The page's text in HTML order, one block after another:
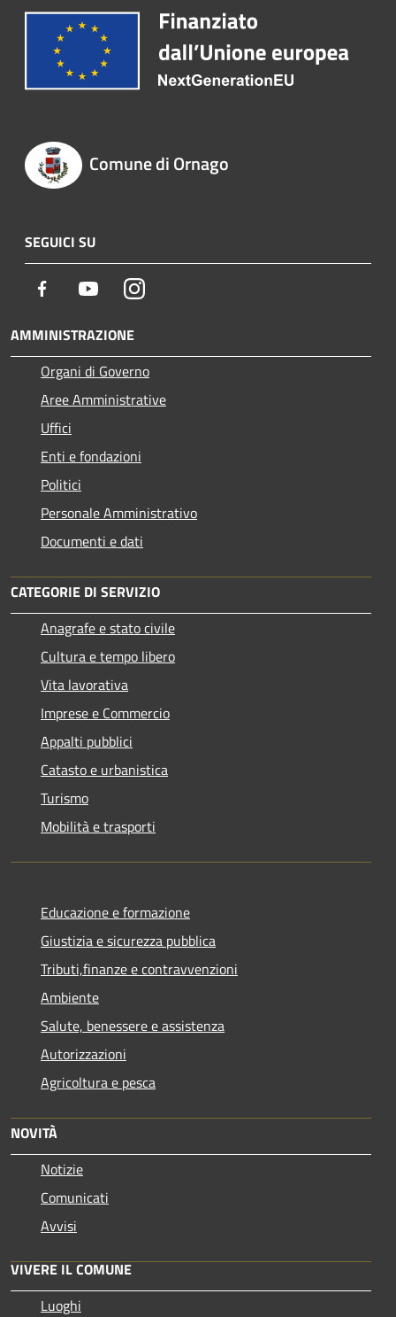
Comune di Ornago
SEGUICI SU
Facebook YoutubeInstagram
AMMINISTRAZIONE
Organi di Governo
Aree Amministrative
Uffici
Enti e fondazioni
Politici
Personale Amministrativo
Documenti e dati
CATEGORIE DI SERVIZIO
Anagrafe e stato civile
Cultura e tempo libero
Vita lavorativa
Imprese e Commercio
Appalti pubblici
Catasto e urbanistica
Turismo
Mobilità e trasporti
Educazione e formazione
Giustizia e sicurezza pubblica
Tributi,finanze e contravvenzioni
Ambiente
Salute, benessere e assistenza
Autorizzazioni
Agricoltura e pesca
NOVITÀ
Notizie
Comunicati
Avvisi
VIVERE IL COMUNE
Luoghi